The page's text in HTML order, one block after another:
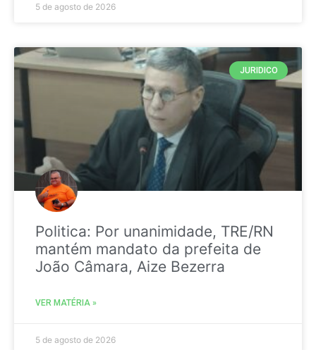
5 de agosto de 2026
JURIDICO
Politica: Por unanimidade, TRE/RN
mantém mandato da prefeita de
João Câmara, Aize Bezerra
VER MATÉRIA »
5 de agosto de 2026